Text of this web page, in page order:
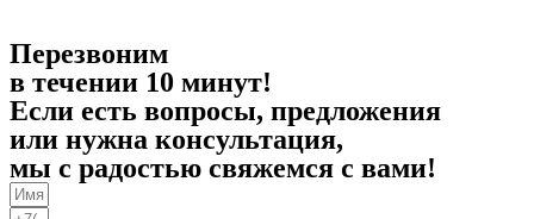
Перезвоним
в течении 10 минут!
Если есть вопросы, предложения
или нужна консультация,
мы с радостью свяжемся с вами!